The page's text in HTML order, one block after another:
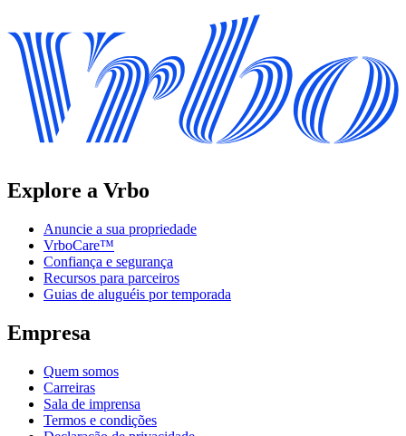
Explore a Vrbo
Anuncie a sua propriedade
VrboCare™
Confiança e segurança
Recursos para parceiros
Guias de aluguéis por temporada
Empresa
Quem somos
Carreiras
Sala de imprensa
Termos e condições